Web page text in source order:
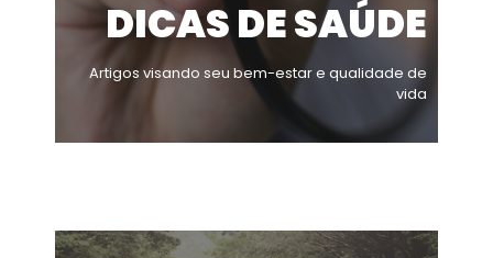
DICAS DE SAÚDE
Artigos visando seu bem-estar e qualidade de
vida